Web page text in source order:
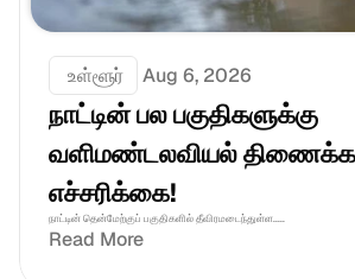
உள்ளூர் Aug 6, 2026
நாட்டின் பல பகுதிகளுக்கு
வளிமண்டலவியல்
எச்சரிக்கை!
நாட்டின் தென்மேற்குப் பகுதிகளில் தீவிரமடைந்துள்ள.....
Read More